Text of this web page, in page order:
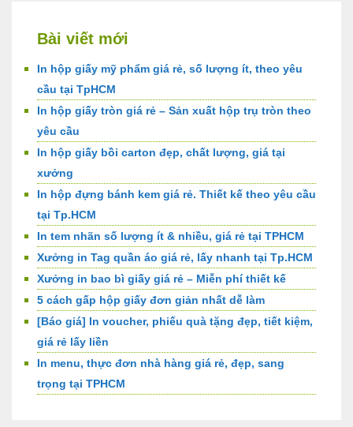
Bài viết mới
In hộp giấy mỹ phẩm giá rẻ, số lượng ít, theo yêu
cầu tại TpHCM
In hộp giấy tròn giá rẻ – Sản xuất hộp trụ tròn theo
yêu cầu
In hộp giấy bồi carton đẹp, chất lượng, giá tại
xưởng
In hộp đựng bánh kem giá rẻ. Thiết kế theo yêu cầu
tại Tp.HCM
In tem nhãn số lượng ít & nhiều, giá rẻ tại TPHCM
Xưởng in Tag quần áo giá rẻ, lấy nhanh tại Tp.HCM
Xưởng in bao bì giấy giá rẻ – Miễn phí thiết kế
5 cách gấp hộp giấy đơn giản nhất dễ làm
[Báo giá] In voucher, phiếu quà tặng đẹp, tiết kiệm,
giá rẻ lấy liền
In menu, thực đơn nhà hàng giá rẻ, đẹp, sang
trọng tại TPHCM